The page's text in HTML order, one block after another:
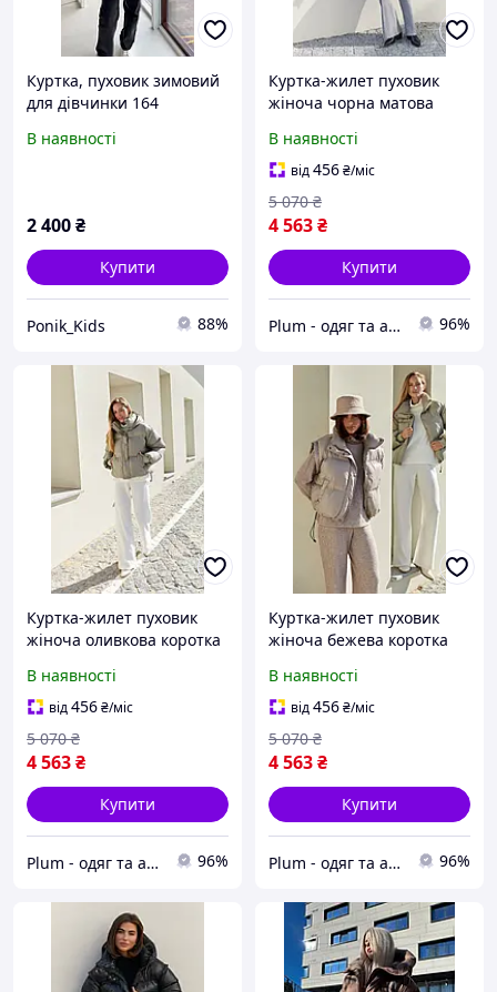
Куртка, пуховик зимовий
для дівчинки 164
В наявності
2 400₴
Купити
Ponik_Kids 88%
Куртка-жилет пуховик
жіноча чорна матова
В наявності
від456₴/міс
4 563₴
5 070 ₴
Купити
Plum - одяг та аксесуари 96%
Куртка-жилет пуховик
жіноча оливкова коротка
В наявності
від456₴/міс
4 563₴
5 070 ₴
Купити
Plum - одяг та аксесуари 96%
Куртка-жилет пуховик
жіноча бежева коротка
В наявності
від456₴/міс
4 563₴
5 070 ₴
Купити
Plum - одяг та аксесуари 96%